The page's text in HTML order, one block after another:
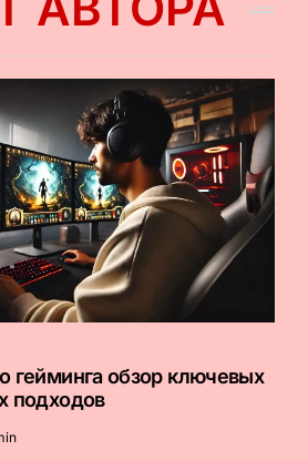
гейминга обзор ключевых
подходов